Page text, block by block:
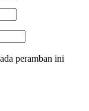
peramban ini